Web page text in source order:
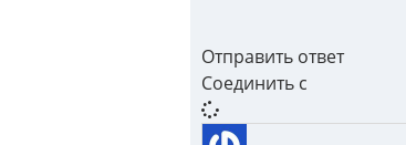
Отправить ответ
Соединить с